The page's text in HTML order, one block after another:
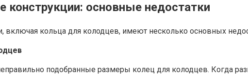
основные недостатки
кольца для колодцев, имеют несколько основных
подобранные размеры колец для колодцев. Когда